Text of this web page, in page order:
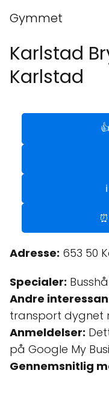
Gymmet
Karlstad
Karlstad
Adresse: 653 50
Specialer:
Andre
transport dygnet
Anmeldelser:
på Google My
Gennemsnitlig